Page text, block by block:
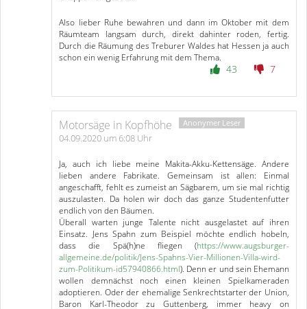
Also lieber Ruhe bewahren und dann im Oktober mit dem
Räumteam langsam durch, direkt dahinter roden, fertig.
Durch die Räumung des Treburer Waldes hat Hessen ja auch
schon ein wenig Erfahrung mit dem Thema.
43 7
Motorsäge in Kopfhöhe
04.09.2020 um 6:08 Uhr
Ja, auch ich liebe meine Makita-Akku-Kettensäge. Andere
lieben andere Fabrikate. Gemeinsam ist allen: Einmal
angeschafft, fehlt es zumeist an Sägbarem, um sie mal richtig
auszulasten. Da holen wir doch das ganze Studentenfutter
endlich von den Bäumen.
Überall warten junge Talente nicht ausgelastet auf ihren
Einsatz. Jens Spahn zum Beispiel möchte endlich hobeln,
dass die Spä(h)ne fliegen (https://www.augsburger-
allgemeine.de/politik/Jens-Spahns-Vier-Millionen-Villa-wird-
zum-Politikum-id57940866.html). Denn er und sein Ehemann
wollen demnächst noch einen kleinen Spielkameraden
adoptieren. Oder der ehemalige Senkrechtstarter der Union,
Baron Karl-Theodor zu Guttenberg, immer heavy on